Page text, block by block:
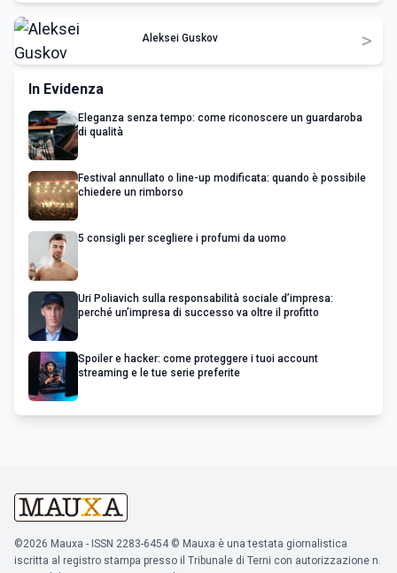
Aleksei Guskov >
In Evidenza
Eleganza senza tempo: come riconoscere un guardaroba
di qualità
Festival annullato o line-up modificata: quando è possibile
chiedere un rimborso
5 consigli per scegliere i profumi da uomo
Uri Poliavich sulla responsabilità sociale d’impresa:
perché un’impresa di successo va oltre il profitto
Spoiler e hacker: come proteggere i tuoi account
streaming e le tue serie preferite
©2026 Mauxa - ISSN 2283-6454 © Mauxa è una testata giornalistica
iscritta al registro stampa presso il Tribunale di Terni con autorizzazione n.